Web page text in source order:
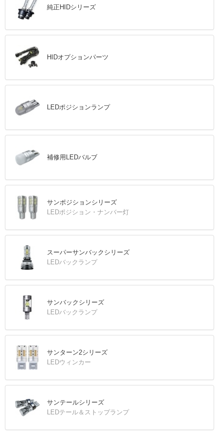
純正HIDシリーズ
HIDオプションパーツ
LEDポジションランプ
補修用LEDバルブ
サンポジションシリーズ
LEDポジション・ナンバー灯
スーパーサンバックシリーズ
LEDバックランプ
サンバックシリーズ
LEDバックランプ
サンターン2シリーズ
LEDウィンカー
サンテールシリーズ
LEDテール＆ストップランプ